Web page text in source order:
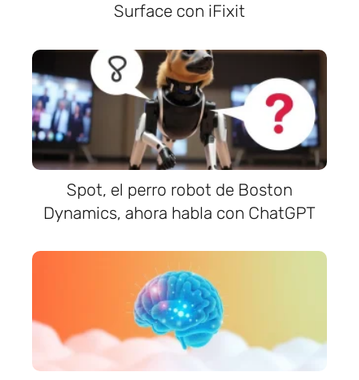
Surface con iFixit
Spot, el perro robot de Boston
Dynamics, ahora habla con ChatGPT